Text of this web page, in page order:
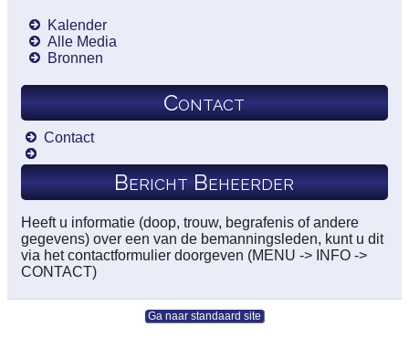
Kalender
Alle Media
Bronnen
Contact
Contact
Bericht Beheerder
Heeft u informatie (doop, trouw, begrafenis of andere
gegevens) over een van de bemanningsleden, kunt u dit
via het contactformulier doorgeven (MENU -> INFO ->
CONTACT)
Ga naar standaard site